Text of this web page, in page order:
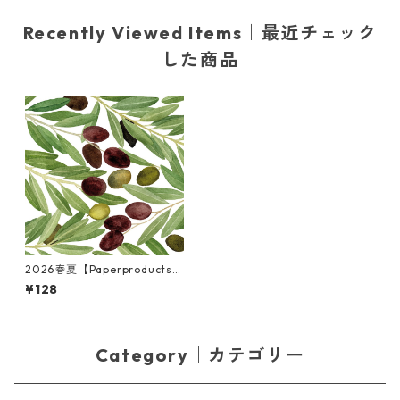
Recently Viewed Items｜最近チェック
した商品
2026春夏【Paperproducts
Design】バラ売り2枚 ランチ
サイズ ペーパーナプキン Oliv
¥128
Category｜カテゴリー